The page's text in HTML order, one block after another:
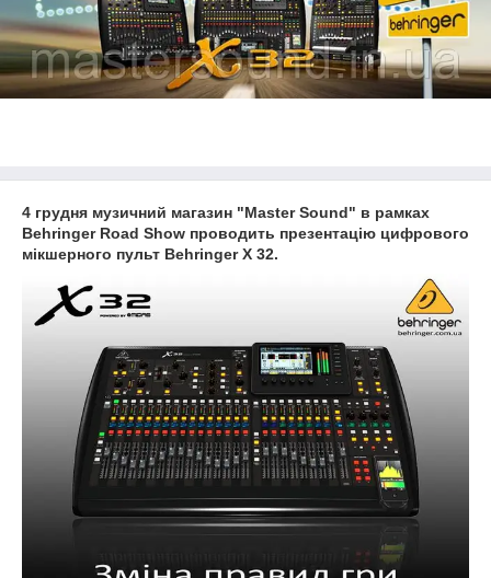
4 грудня музичний магазин "Master Sound" в рамках
Behringer Road Show проводить презентацію цифрового
мікшерного пульт Behringer X 32.